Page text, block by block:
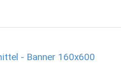
- Banner 160x600